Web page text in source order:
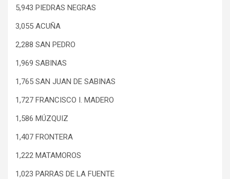
5,943 PIEDRAS NEGRAS
3,055 ACUÑA
2,288 SAN PEDRO
1,969 SABINAS
1,765 SAN JUAN DE SABINAS
1,727 FRANCISCO I. MADERO
1,586 MÚZQUIZ
1,407 FRONTERA
1,222 MATAMOROS
1,023 PARRAS DE LA FUENTE